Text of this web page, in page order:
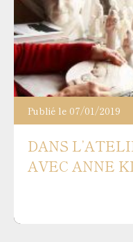
Publié le 07/01/2019
DANS
AVEC ANNE